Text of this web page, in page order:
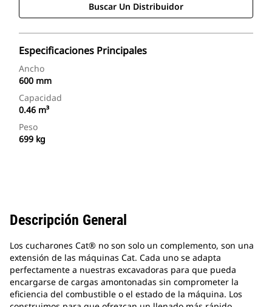
Buscar Un Distribuidor
Especificaciones Principales
Ancho
600 mm
Capacidad
0.46 m³
Peso
699 kg
Descripción General
Los cucharones Cat® no son solo un complemento, son una
extensión de las máquinas Cat. Cada uno se adapta
perfectamente a nuestras excavadoras para que pueda
encargarse de cargas amontonadas sin comprometer la
eficiencia del combustible o el estado de la máquina. Los